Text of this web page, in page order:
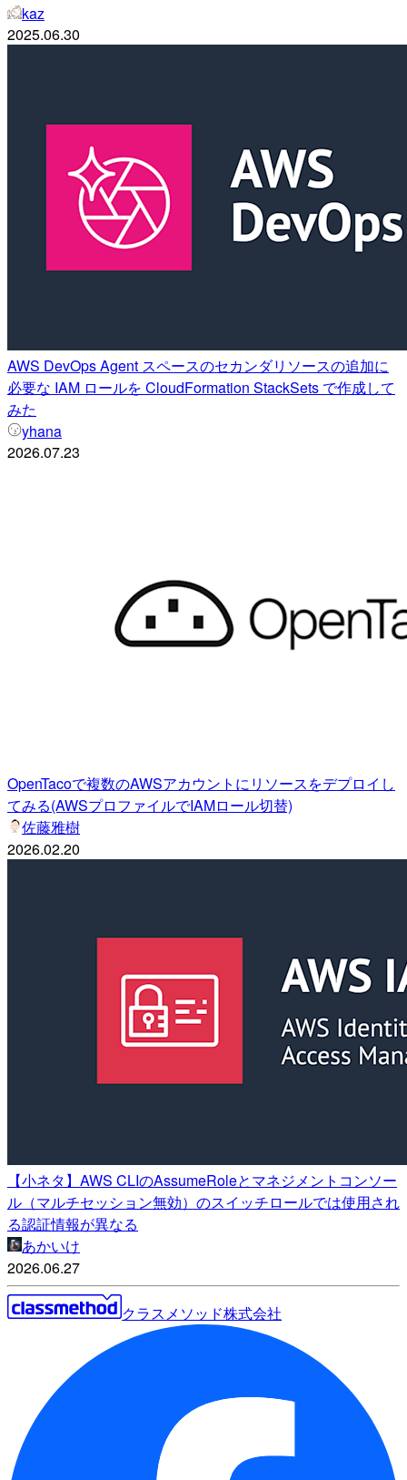
kaz
2025.06.30
AWS DevOps Agent スペースのセカンダリソースの追加に
必要な IAM ロールを CloudFormation StackSets で作成して
みた
yhana
2026.07.23
OpenTacoで複数のAWSアカウントにリソースをデプロイし
てみる(AWSプロファイルでIAMロール切替)
佐藤雅樹
2026.02.20
【小ネタ】AWS CLIのAssumeRoleとマネジメントコンソー
ル（マルチセッション無効）のスイッチロールでは使用され
る認証情報が異なる
あかいけ
2026.06.27
クラスメソッド株式会社